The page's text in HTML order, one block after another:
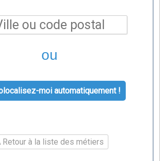
ou
moi automatiquement !
Retour à la liste des métiers